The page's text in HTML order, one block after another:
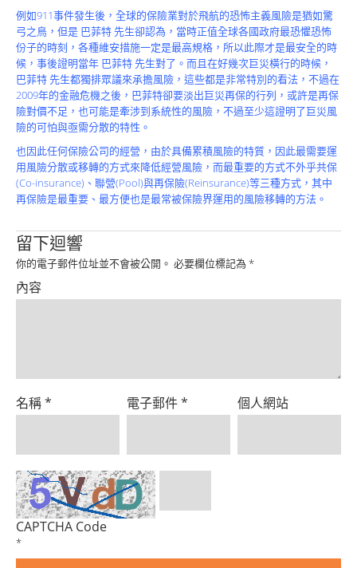
例如911事件發生後，全球的保險業對於飛航的恐怖主義風險是猶如驚
弓之鳥，但是 巴菲特 先生卻認為，當時正值全球各國政府最恐懼恐怖
份子的時刻，各種維安措施一定是最高規格，所以此際才是最安全的時
候，事後證明當年 巴菲特 先生對了。而且在好幾次巨災橫行的時候，
巴菲特 先生都獨排眾議來承擔風險，這些都是非常特別的看法，不過在
2009年的金融危機之後，巴菲特卻要淡出巨災再保的行列，或許是再保
險對價不足，也可能是牽涉到系統性的風險，不過至少這證明了巨災風
險的可怕與亟需分散的特性。
也因此任何保險公司的經營，由於具備累積風險的特質，因此最需要運
用風險分散或移轉的方式來降低經營風險，而最重要的方式不外乎共保
(Co-insurance)、聯營(Pool)與再保險(Reinsurance)等三種方式，其中
再保險是最重要、最方便也是最常被保險界運用的風險移轉的方法。
留下迴響
你的電子郵件位址並不會被公開。 必要欄位標記為 *
內容
名稱* 電子郵件* 個人網站
CAPTCHA Code
*